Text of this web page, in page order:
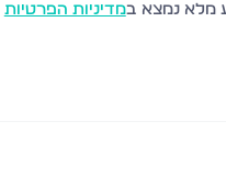
משרדי תיווך
מלא נמצא במדיניות הפרטיות